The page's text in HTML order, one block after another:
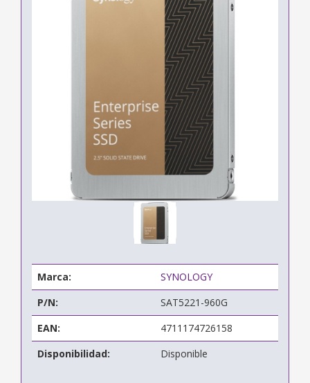
Marca:
SYNOLOGY
P/N:
SAT5221-960G
EAN:
4711174726158
Disponibilidad:
Disponible